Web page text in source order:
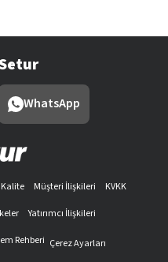
WhatsApp
Kalite Müşteri İlişkileri
KVKK
Yatırımcı İlişkileri
Rehberi Çerez Ayarları